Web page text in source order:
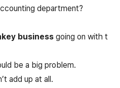
department?
business going on with t
be a big problem.
add up at all.